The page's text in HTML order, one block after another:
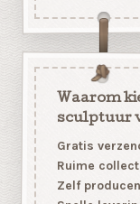
Waarom
sculptuur
Gratis
Ruime
Zelf